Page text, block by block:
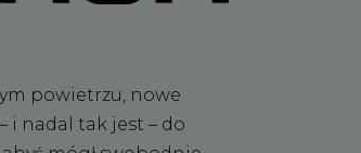
powietrzu, nowe
i nadal tak jest – do